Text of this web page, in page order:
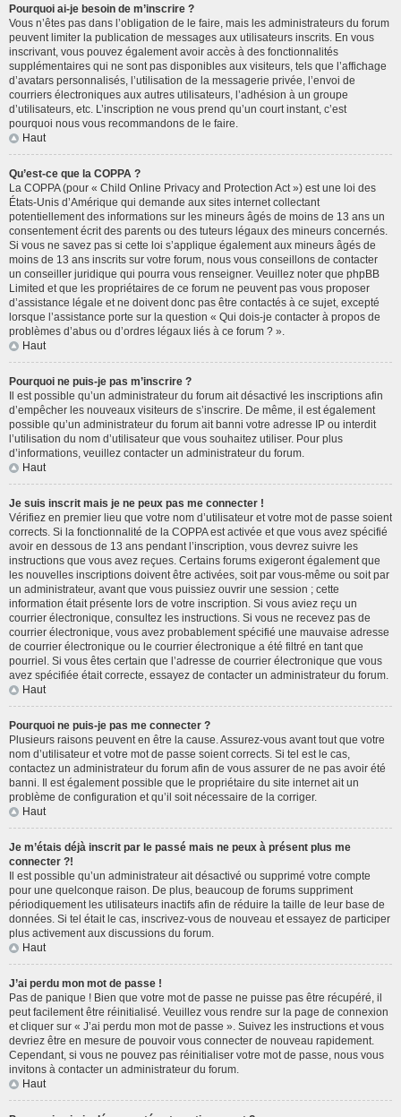
Pourquoi ai-je besoin de m’inscrire ?
Vous n’êtes pas dans l’obligation de le faire, mais les administrateurs du forum
peuvent limiter la publication de messages aux utilisateurs inscrits. En vous
inscrivant, vous pouvez également avoir accès à des fonctionnalités
supplémentaires qui ne sont pas disponibles aux visiteurs, tels que l’affichage
d’avatars personnalisés, l’utilisation de la messagerie privée, l’envoi de
courriers électroniques aux autres utilisateurs, l’adhésion à un groupe
d’utilisateurs, etc. L’inscription ne vous prend qu’un court instant, c’est
pourquoi nous vous recommandons de le faire.
Haut
Qu’est-ce que la COPPA ?
La COPPA (pour « Child Online Privacy and Protection Act ») est une loi des
États-Unis d’Amérique qui demande aux sites internet collectant
potentiellement des informations sur les mineurs âgés de moins de 13 ans un
consentement écrit des parents ou des tuteurs légaux des mineurs concernés.
Si vous ne savez pas si cette loi s’applique également aux mineurs âgés de
moins de 13 ans inscrits sur votre forum, nous vous conseillons de contacter
un conseiller juridique qui pourra vous renseigner. Veuillez noter que phpBB
Limited et que les propriétaires de ce forum ne peuvent pas vous proposer
d’assistance légale et ne doivent donc pas être contactés à ce sujet, excepté
lorsque l’assistance porte sur la question « Qui dois-je contacter à propos de
problèmes d’abus ou d’ordres légaux liés à ce forum ? ».
Haut
Pourquoi ne puis-je pas m’inscrire ?
Il est possible qu’un administrateur du forum ait désactivé les inscriptions afin
d’empêcher les nouveaux visiteurs de s’inscrire. De même, il est également
possible qu’un administrateur du forum ait banni votre adresse IP ou interdit
l’utilisation du nom d’utilisateur que vous souhaitez utiliser. Pour plus
d’informations, veuillez contacter un administrateur du forum.
Haut
Je suis inscrit mais je ne peux pas me connecter !
Vérifiez en premier lieu que votre nom d’utilisateur et votre mot de passe soient
corrects. Si la fonctionnalité de la COPPA est activée et que vous avez spécifié
avoir en dessous de 13 ans pendant l’inscription, vous devrez suivre les
instructions que vous avez reçues. Certains forums exigeront également que
les nouvelles inscriptions doivent être activées, soit par vous-même ou soit par
un administrateur, avant que vous puissiez ouvrir une session ; cette
information était présente lors de votre inscription. Si vous aviez reçu un
courrier électronique, consultez les instructions. Si vous ne recevez pas de
courrier électronique, vous avez probablement spécifié une mauvaise adresse
de courrier électronique ou le courrier électronique a été filtré en tant que
pourriel. Si vous êtes certain que l’adresse de courrier électronique que vous
avez spécifiée était correcte, essayez de contacter un administrateur du forum.
Haut
Pourquoi ne puis-je pas me connecter ?
Plusieurs raisons peuvent en être la cause. Assurez-vous avant tout que votre
nom d’utilisateur et votre mot de passe soient corrects. Si tel est le cas,
contactez un administrateur du forum afin de vous assurer de ne pas avoir été
banni. Il est également possible que le propriétaire du site internet ait un
problème de configuration et qu’il soit nécessaire de la corriger.
Haut
Je m’étais déjà inscrit par le passé mais ne peux à présent plus me
connecter ?!
Il est possible qu’un administrateur ait désactivé ou supprimé votre compte
pour une quelconque raison. De plus, beaucoup de forums suppriment
périodiquement les utilisateurs inactifs afin de réduire la taille de leur base de
données. Si tel était le cas, inscrivez-vous de nouveau et essayez de participer
plus activement aux discussions du forum.
Haut
J’ai perdu mon mot de passe !
Pas de panique ! Bien que votre mot de passe ne puisse pas être récupéré, il
peut facilement être réinitialisé. Veuillez vous rendre sur la page de connexion
et cliquer sur « J’ai perdu mon mot de passe ». Suivez les instructions et vous
devriez être en mesure de pouvoir vous connecter de nouveau rapidement.
Cependant, si vous ne pouvez pas réinitialiser votre mot de passe, nous vous
invitons à contacter un administrateur du forum.
Haut